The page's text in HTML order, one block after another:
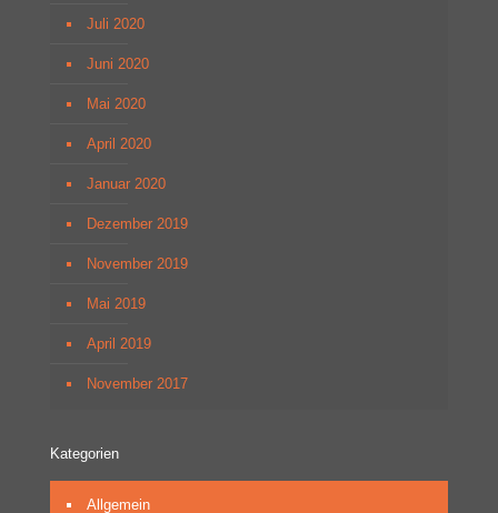
Juli 2020
Juni 2020
Mai 2020
April 2020
Januar 2020
Dezember 2019
November 2019
Mai 2019
April 2019
November 2017
Kategorien
Allgemein